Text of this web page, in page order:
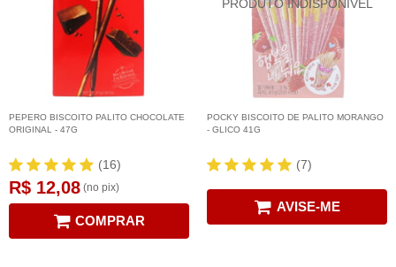
PEPERO BISCOITO PALITO CHOCOLATE
ORIGINAL - 47G
(16)
R$ 12,08 (no pix)
COMPRAR
POCKY BISCOITO DE PALITO MORANGO
- GLICO 41G
(7)
AVISE-ME